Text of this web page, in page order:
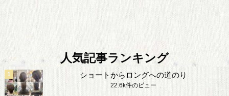
人気記事ランキング
ショートからロングへの道のり
22.6k件のビュー